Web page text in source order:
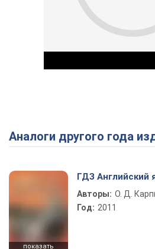
Аналоги другого года
показать
ГДЗ Английский
Авторы: О. Д.
Год: 2011